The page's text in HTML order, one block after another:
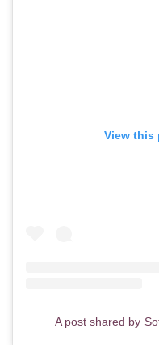
View this
A post shared by